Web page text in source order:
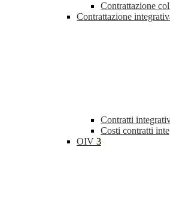
Contrattazione
Contrattazione
Contratti
Costi contratti
OIV 3